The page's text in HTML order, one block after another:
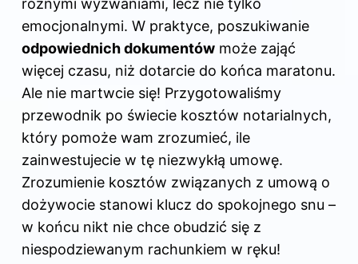
różnymi wyzwaniami, lecz nie tylko
emocjonalnymi. W praktyce, poszukiwanie
odpowiednich dokumentów może zająć
więcej czasu, niż dotarcie do końca maratonu.
Ale nie martwcie się! Przygotowaliśmy
przewodnik po świecie kosztów notarialnych,
który pomoże wam zrozumieć, ile
zainwestujecie w tę niezwykłą umowę.
Zrozumienie kosztów związanych z umową o
dożywocie stanowi klucz do spokojnego snu –
w końcu nikt nie chce obudzić się z
niespodziewanym rachunkiem w ręku!